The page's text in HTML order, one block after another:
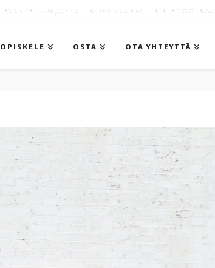
EVANKELIUMIJUHLA SLEYN KAUPPA BIBLE TOOLBOX
OPISKELE OSTA OTA YHTEYTTÄ